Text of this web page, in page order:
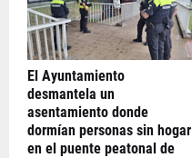
El Ayuntamiento
desmantela un
asentamiento donde
dormían personas sin hogar
en el puente peatonal de